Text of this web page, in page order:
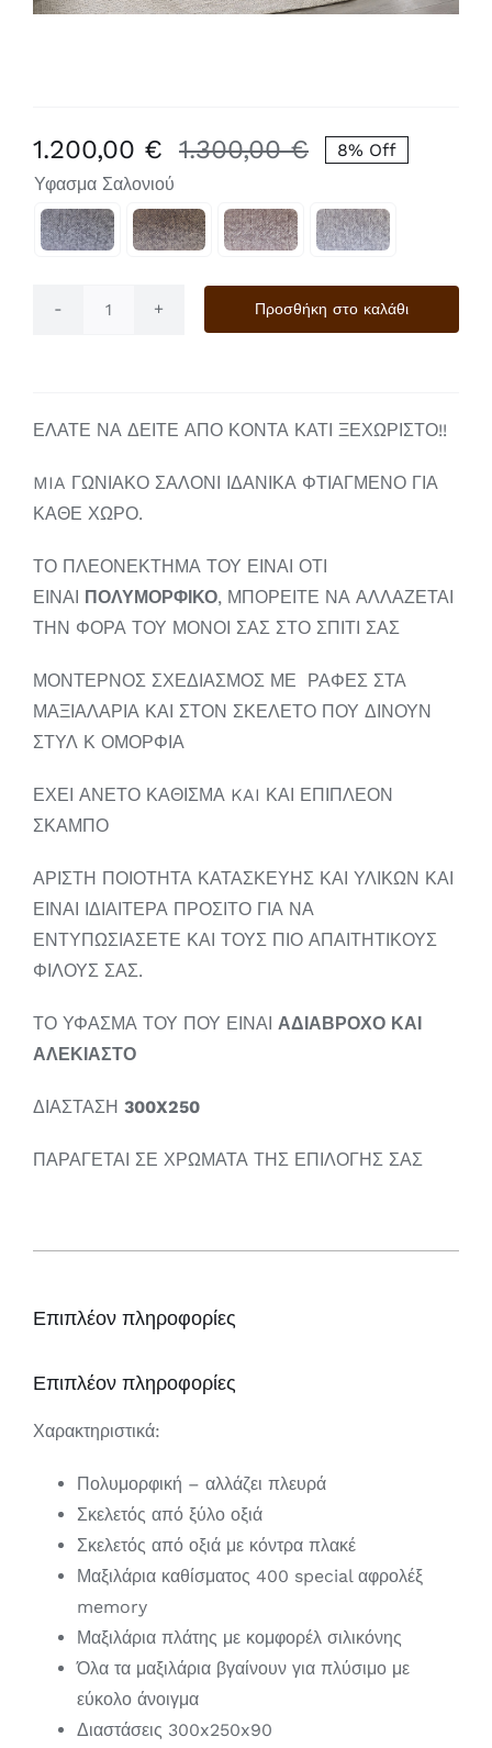
Επιπλέον πληροφορίες
Επιπλέον πληροφορίες
Χαρακτηριστικά:
Πολυμορφική – αλλάζει πλευρά
Σκελετός από ξύλο οξιά
Σκελετός από οξιά με κόντρα πλακέ
Μαξιλάρια καθίσματος 400 special αφρολέξ
memory
Μαξιλάρια πλάτης με κομφορέλ σιλικόνης
Όλα τα μαξιλάρια βγαίνουν για πλύσιμο με
εύκολο άνοιγμα
Διαστάσεις 300x250x90
1.300,00€Original
was:
1.300,00 €.
1.200,00 €
Η
τιμή
είναι:
1.200,00 €.
8% Off
Υφασμα Σαλονιού
Soledo
Προσθήκη στο καλάθι
ΕΛΑΤΕ ΝΑ ΔΕΙΤΕ ΑΠΟ ΚΟΝΤΑ ΚΑΤΙ ΞΕΧΩΡΙΣΤΟ!!
MIA ΓΩΝΙΑΚΟ ΣΑΛΟΝΙ ΙΔΑΝΙΚΑ ΦΤΙΑΓΜΕΝΟ ΓΙΑ
ΚΑΘΕ ΧΩΡΟ.
ΤΟ ΠΛΕΟΝΕΚΤΗΜΑ ΤΟΥ ΕΙΝΑΙ ΟΤΙ
ΕΙΝΑΙ ΠΟΛΥΜΟΡΦΙΚΟ, ΜΠΟΡΕΙΤΕ ΝΑ ΑΛΛΑΖΕΤΑΙ
ΤΗΝ ΦΟΡΑ ΤΟΥ ΜΟΝΟΙ ΣΑΣ ΣΤΟ ΣΠΙΤΙ ΣΑΣ
ΜΟΝΤΕΡΝΟΣ ΣΧΕΔΙΑΣΜΟΣ ΜΕ ΡΑΦΕΣ ΣΤΑ
ΜΑΞΙΑΛΑΡΙΑ ΚΑΙ ΣΤΟΝ ΣΚΕΛΕΤΟ ΠΟΥ ΔΙΝΟΥΝ
ΣΤΥΛ Κ ΟΜΟΡΦΙΑ
ΕΧΕΙ ΑΝΕΤΟ ΚΑΘΙΣΜΑ KAI ΚΑΙ ΕΠΙΠΛΕΟΝ
ΣΚΑΜΠΟ
ΑΡΙΣΤΗ ΠΟΙΟΤΗΤΑ ΚΑΤΑΣΚΕΥΗΣ ΚΑΙ ΥΛΙΚΩΝ ΚΑΙ
ΕΙΝΑΙ ΙΔΙΑΙΤΕΡΑ ΠΡΟΣΙΤΟ ΓΙΑ ΝΑ
ΕΝΤΥΠΩΣΙΑΣΕΤΕ ΚΑΙ ΤΟΥΣ ΠΙΟ ΑΠΑΙΤΗΤΙΚΟΥΣ
ΦΙΛΟΥΣ ΣΑΣ.
ΤΟ ΥΦΑΣΜΑ ΤΟΥ ΠΟΥ ΕΙΝΑΙ ΑΔΙΑΒΡΟΧΟ ΚΑΙ
ΑΛΕΚΙΑΣΤΟ
ΔΙΑΣΤΑΣΗ 300X250
ΠΑΡΑΓΕΤΑΙ ΣΕ ΧΡΩΜΑΤΑ ΤΗΣ ΕΠΙΛΟΓΗΣ ΣΑΣ